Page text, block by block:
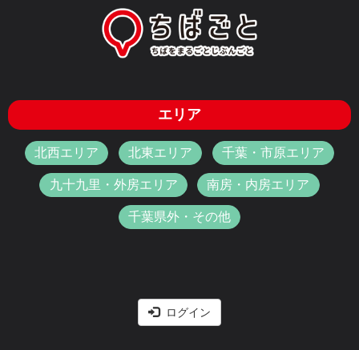
エリア
北西エリア 北東エリア 千葉・市原エリア
九十九里・外房エリア 南房・内房エリア
千葉県外・その他
ログイン